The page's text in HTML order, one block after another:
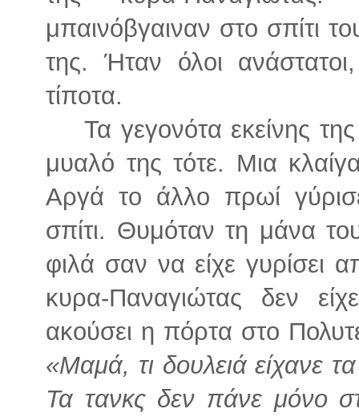
μπαινόβγαιναν στο σπίτι
της. Ήταν όλοι
τίποτα.
Τα γεγονότα εκείνης
μυαλό της τότε. Μια
Αργά το άλλο πρωί
σπίτι. Θυμόταν τη μάνα
φιλά σαν να είχε γυρίσει
κυρα-Παναγιώτας δεν
ακούσει η πόρτα στο
«Μαμά, τι δουλειά είχανε
Τα τανκς δεν πάνε μόνο